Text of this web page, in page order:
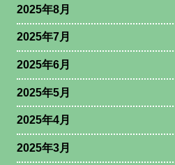
2025年8月
2025年7月
2025年6月
2025年5月
2025年4月
2025年3月